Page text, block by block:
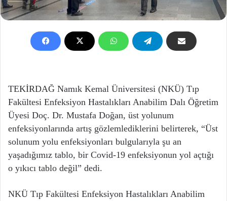
TEKİRDAĞ Namık Kemal Üniversitesi (NKÜ) Tıp
Fakültesi Enfeksiyon Hastalıkları Anabilim Dalı Öğretim
Üyesi Doç. Dr. Mustafa Doğan, üst yolunum
enfeksiyonlarında artış gözlemlediklerini belirterek, “Üst
solunum yolu enfeksiyonları bulgularıyla şu an
yaşadığımız tablo, bir Covid-19 enfeksiyonun yol açtığı
o yıkıcı tablo değil” dedi.
NKÜ Tıp Fakültesi Enfeksiyon Hastalıkları Anabilim